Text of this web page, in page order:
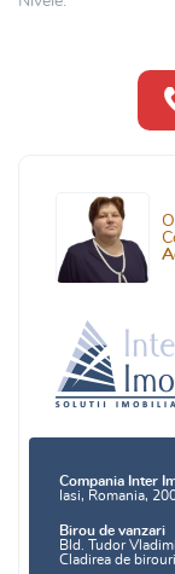
Compania Inter
Iasi, Romania,
Birou de vanzari
Bld. Tudor
Cladirea de